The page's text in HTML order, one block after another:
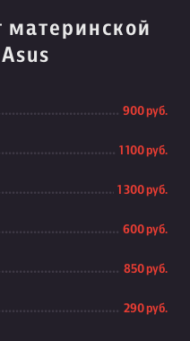
900 руб.
1 100 руб.
1 300 руб.
600 руб.
850 руб.
290 руб.